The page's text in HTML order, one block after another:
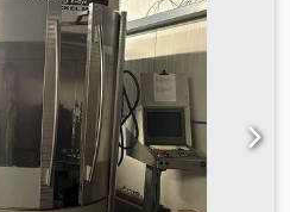
60, Anzahl der Achsen:
vom Typ DECKEL MAHO DMC
2010 hergestellt. Sie verfügt
von 12.000 U/min
Verfahrweg von jeweils 800
Mit einem robusten Gewicht
die Maschine Stabilität im
nach hochwertigen